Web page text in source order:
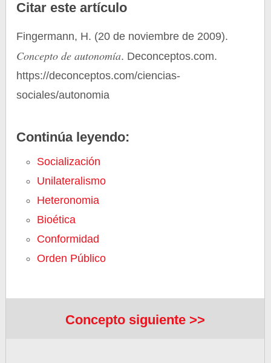
Citar este artículo
Fingermann, H. (20 de noviembre de 2009).
Concepto de autonomía. Deconceptos.com.
https://deconceptos.com/ciencias-
sociales/autonomia
Continúa leyendo:
Socialización
Unilateralismo
Heteronomia
Bioética
Conformidad
Orden Público
Concepto siguiente >>